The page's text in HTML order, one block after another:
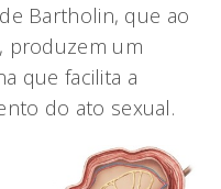
Bartholin, que ao
produzem um
que facilita a
do ato sexual.